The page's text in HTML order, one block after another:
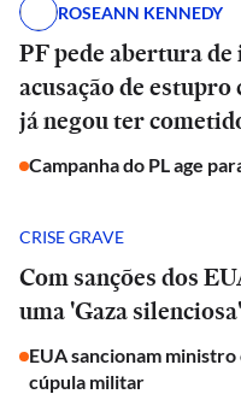
ROSEANN KENNEDY
PF pede abertura
acusação de
já negou ter
Campanha do PL age
CRISE GRAVE
Com sanções dos
uma 'Gaza
EUA sancionam ministro
cúpula militar